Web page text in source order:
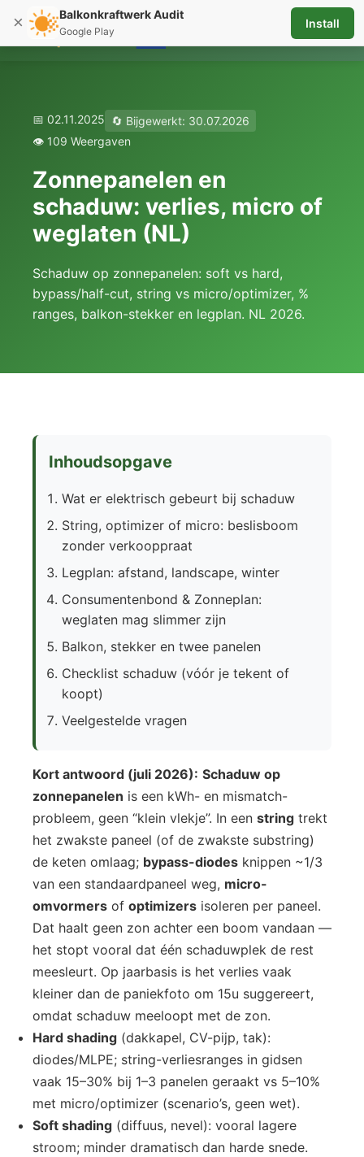
☰
📅 02.11.2025
🔄 Bijgewerkt: 30.07.2026
👁️ 109 Weergaven
Zonnepanelen en
schaduw: verlies, micro of
weglaten (NL)
Schaduw op zonnepanelen: soft vs hard,
bypass/half-cut, string vs micro/optimizer, %
ranges, balkon-stekker en legplan. NL 2026.
Inhoudsopgave
Wat er elektrisch gebeurt bij schaduw
String, optimizer of micro: beslisboom
zonder verkooppraat
Legplan: afstand, landscape, winter
Consumentenbond & Zonneplan:
weglaten mag slimmer zijn
Balkon, stekker en twee panelen
Checklist schaduw (vóór je tekent of
koopt)
Veelgestelde vragen
Kort antwoord (juli 2026): Schaduw op
zonnepanelen is een kWh- en mismatch-
probleem, geen “klein vlekje”. In een string trekt
het zwakste paneel (of de zwakste substring)
de keten omlaag; bypass-diodes knippen ~1/3
van een standaardpaneel weg, micro-
omvormers of optimizers isoleren per paneel.
Dat haalt geen zon achter een boom vandaan —
het stopt vooral dat één schaduwplek de rest
meesleurt. Op jaarbasis is het verlies vaak
kleiner dan de paniekfoto om 15u suggereert,
omdat schaduw meeloopt met de zon.
Hard shading (dakkapel, CV-pijp, tak):
diodes/MLPE; string-verliesranges in gidsen
vaak 15–30% bij 1–3 panelen geraakt vs 5–10%
met micro/optimizer (scenario’s, geen wet).
Soft shading (diffuus, nevel): vooral lagere
stroom; minder dramatisch dan harde snede.
× Balkonkraftwerk Audit
Google Play
Install